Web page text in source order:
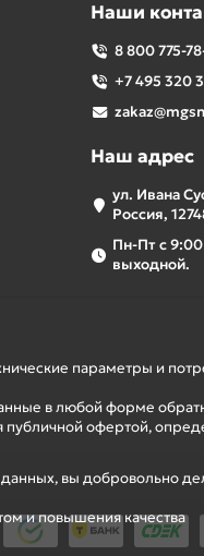
вы добровольно
и повышения качества
Наши
8 800 775-
+7 495 320
Наш адрес
ул. Ивана
Россия,
Пн-Пт с
выходной.
параметры и
в любой форме
офертой,